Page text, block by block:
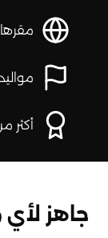
مقرها في
أكثر من 60 عامًا من
جاهز